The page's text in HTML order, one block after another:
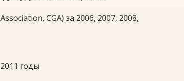
CGA) за 2006, 2007, 2008,
годы